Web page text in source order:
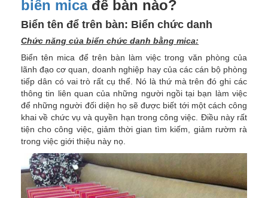
biển micađể bàn nào?
Biển tên để trên bàn: Biển chức danh
Chức năng của biển chức danh bằng mica:
Biển tên mica để trên bàn làm việc trong văn phòng của
lãnh đạo cơ quan, doanh nghiệp hay của các cán bộ phòng
tiếp dân có vai trò rất cụ thể. Nó là thứ mà trên đó ghi các
thông tin liên quan của những người ngồi tại bạn làm việc
để những người đối diện họ sẽ được biết tới một cách công
khai về chức vụ và quyền hạn trong công việc. Điều này rất
tiện cho công việc, giảm thời gian tìm kiếm, giảm rườm rà
trong việc giới thiệu này nọ.